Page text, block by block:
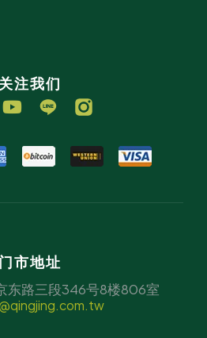
关注我们
门市地址
东路三段346号8楼806室